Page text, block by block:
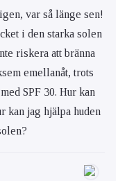
var så länge sen!
i den starka solen
riskera att bränna
emellanåt, trots
SPF 30. Hur kan
kan jag hjälpa huden